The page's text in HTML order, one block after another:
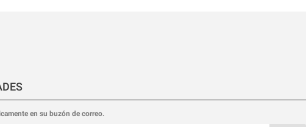
en su buzón de correo.